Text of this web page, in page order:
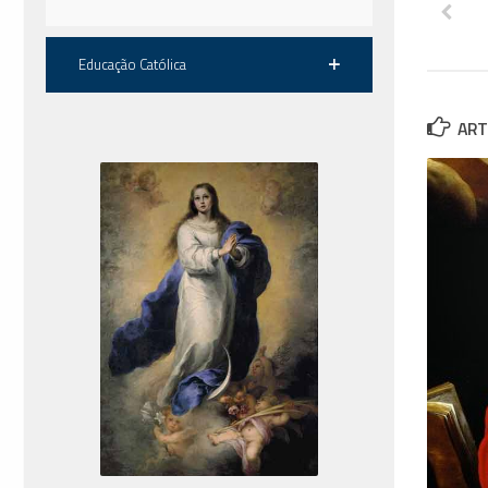
Educação Católica